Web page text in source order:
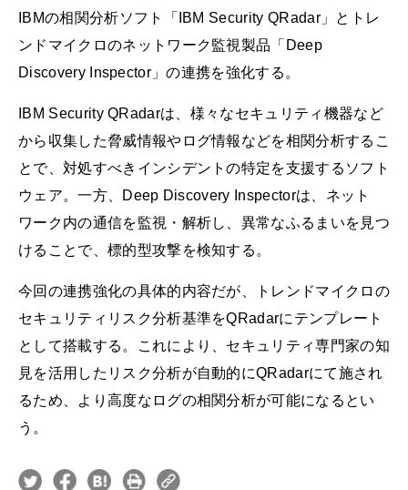
IBMの相関分析ソフト「IBM Security QRadar」とトレ
ンドマイクロのネットワーク監視製品「Deep
Discovery Inspector」の連携を強化する。
IBM Security QRadarは、様々なセキュリティ機器など
から収集した脅威情報やログ情報などを相関分析するこ
とで、対処すべきインシデントの特定を支援するソフト
ウェア。一方、Deep Discovery Inspectorは、ネット
ワーク内の通信を監視・解析し、異常なふるまいを見つ
けることで、標的型攻撃を検知する。
今回の連携強化の具体的内容だが、トレンドマイクロの
セキュリティリスク分析基準をQRadarにテンプレート
として搭載する。これにより、セキュリティ専門家の知
見を活用したリスク分析が自動的にQRadarにて施され
るため、より高度なログの相関分析が可能になるとい
う。